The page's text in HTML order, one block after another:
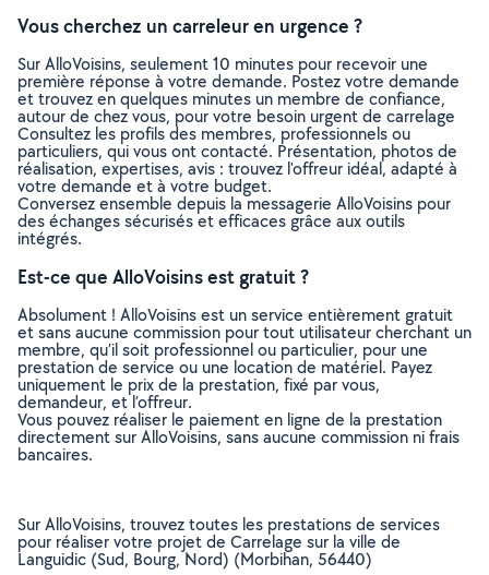
Vous cherchez un carreleur en urgence ?
Sur AlloVoisins, seulement 10 minutes pour recevoir une
première réponse à votre demande. Postez votre demande
et trouvez en quelques minutes un membre de confiance,
autour de chez vous, pour votre besoin urgent de carrelage
Consultez les profils des membres, professionnels ou
particuliers, qui vous ont contacté. Présentation, photos de
réalisation, expertises, avis : trouvez l'offreur idéal, adapté à
votre demande et à votre budget.
Conversez ensemble depuis la messagerie AlloVoisins pour
des échanges sécurisés et efficaces grâce aux outils
intégrés.
Est-ce que AlloVoisins est gratuit ?
Absolument ! AlloVoisins est un service entièrement gratuit
et sans aucune commission pour tout utilisateur cherchant un
membre, qu’il soit professionnel ou particulier, pour une
prestation de service ou une location de matériel. Payez
uniquement le prix de la prestation, fixé par vous,
demandeur, et l’offreur.
Vous pouvez réaliser le paiement en ligne de la prestation
directement sur AlloVoisins, sans aucune commission ni frais
bancaires.
Sur AlloVoisins, trouvez toutes les prestations de services
pour réaliser votre projet de Carrelage sur la ville de
Languidic (Sud, Bourg, Nord) (Morbihan, 56440)